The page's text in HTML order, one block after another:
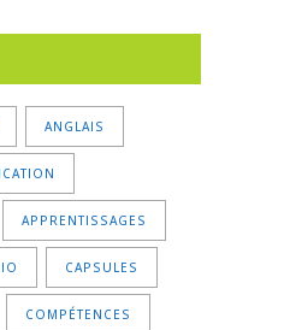
ANGLAIS
APPRENTISSAGES
CAPSULES
COMPÉTENCES